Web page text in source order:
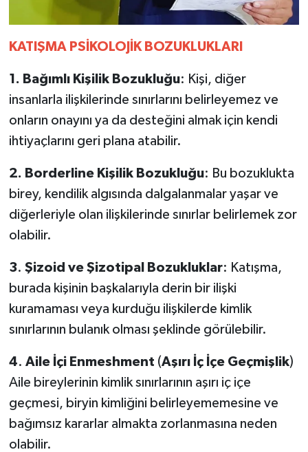
KATIŞMA PSİKOLOJİK BOZUKLUKLARI
1. Bağımlı Kişilik Bozukluğu: Kişi, diğer
insanlarla ilişkilerinde sınırlarını belirleyemez ve
onların onayını ya da desteğini almak için kendi
ihtiyaçlarını geri plana atabilir.
2. Borderline Kişilik Bozukluğu: Bu bozuklukta
birey, kendilik algısında dalgalanmalar yaşar ve
diğerleriyle olan ilişkilerinde sınırlar belirlemek zor
olabilir.
3. Şizoid ve Şizotipal Bozukluklar: Katışma,
burada kişinin başkalarıyla derin bir ilişki
kuramaması veya kurduğu ilişkilerde kimlik
sınırlarının bulanık olması şeklinde görülebilir.
4. Aile İçi Enmeshment (Aşırı İç İçe Geçmişlik)
Aile bireylerinin kimlik sınırlarının aşırı iç içe
geçmesi, biryin kimliğini belirleyememesine ve
bağımsız kararlar almakta zorlanmasına neden
olabilir.